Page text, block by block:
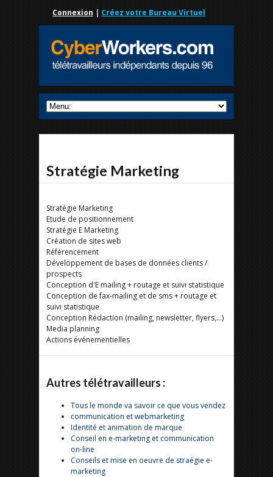
Connexion | Créez votre Bureau Virtuel
Stratégie Marketing
Stratégie Marketing
Etude de positionnement
Stratégie E Marketing
Création de sites web
Référencement
Développement de bases de données clients /
prospects
Conception d'E mailing + routage et suivi statistique
Conception de fax-mailing et de sms + routage et
suivi statistique
Conception Rédaction (mailing, newsletter, flyers,...)
Media planning
Actions événementielles
Autres télétravailleurs :
Tous le monde va savoir ce que vous vendez
communication et webmarketing
Identité et animation de marque
Conseil en e-marketing et communication
on-line
Conseils et mise en oeuvre de straégie e-
marketing